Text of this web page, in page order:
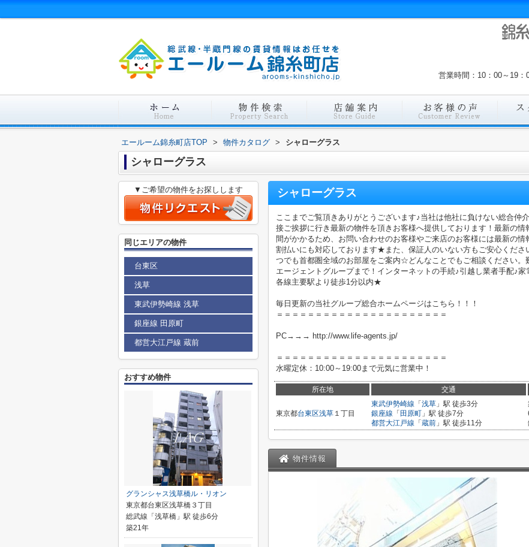
営業時間：10：00～19
エールーム錦糸町店TOP > 物件カタログ > シャローグラス
シャローグラス
シャローグラス
ここまでご覧頂きありがとうございます♪当社は他社に負けない総合仲
接ご挨拶に行き最新の物件を頂きお客様へ提供しております！最新の
間がかかるため、お問い合わせのお客様やご来店のお客様には最新の
割払いにも対応しております★また、保証人のいない方もご安心くだ
つでも首都圏全域のお部屋をご案内☆どんなことでもご相談ください。
エージェントグループまで！インターネットの手続♪引越し業者手配♪
各線主要駅より徒歩1分以内★
毎日更新の当社グループ総合ホームページはこちら！！！
＝＝＝＝＝＝＝＝＝＝＝＝＝＝＝＝＝＝＝＝＝＝
PC→→→ http://www.life-agents.jp/
＝＝＝＝＝＝＝＝＝＝＝＝＝＝＝＝＝＝＝＝＝＝
水曜定休：10:00～19:00まで元気に営業中！
所在地 交通
東京都台東区浅草 １丁目
東武伊勢崎線 「 浅草 」駅 徒歩3分
銀座線 「 田原町 」駅 徒歩7分
都営大江戸線 「 蔵前 」駅 徒歩11分
物件情報
▼ご希望の物件をお探しします
同じエリアの物件
台東区
浅草
東武伊勢崎線 浅草
銀座線 田原町
都営大江戸線 蔵前
おすすめ物件
グランシャス浅草橋ル・リオン
東京都台東区浅草橋３丁目
総武線「浅草橋」駅 徒歩6分
築21年